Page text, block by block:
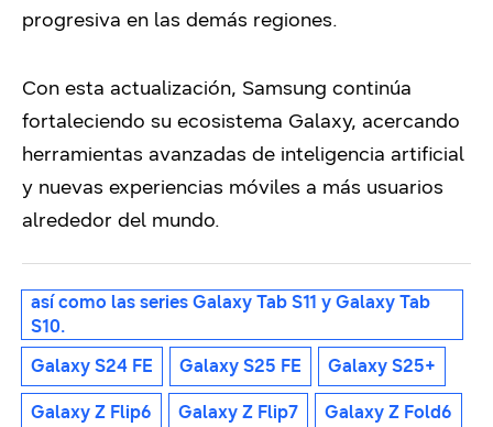
progresiva en las demás regiones.
Con esta actualización, Samsung continúa
fortaleciendo su ecosistema Galaxy, acercando
herramientas avanzadas de inteligencia artificial
y nuevas experiencias móviles a más usuarios
alrededor del mundo.
así como las series Galaxy Tab S11 y Galaxy Tab
S10.
Galaxy S24 FE
Galaxy S25 FE Galaxy S25+
Galaxy Z Flip6 Galaxy Z Flip7 Galaxy Z Fold6